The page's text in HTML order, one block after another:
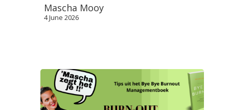
Mascha Mooy
4 June 2026